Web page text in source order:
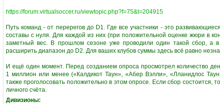
https://forum.virtualsoccer.ru/viewtopic.php?f=75&t=204915
Путь команд - от перерегов до D1. Где все участники - это
составы с нуля. Для каждой из них (при положительной оценке жюри в
заметный вес. В прошлом сезоне уже проводили один такой сбор, а в
расширить диапазон до D2. Для ваших клубов суммы здесь всё равно
И ещё один момент. Перед созданием опроса просмотрел количество
1 миллион или менее («Калдикот Таун», «Абер Вэлли», «Лланидлос
также проголосовать положительно в этом опросе. Если сбор состоится,
личного счёта.
Дивизионы: